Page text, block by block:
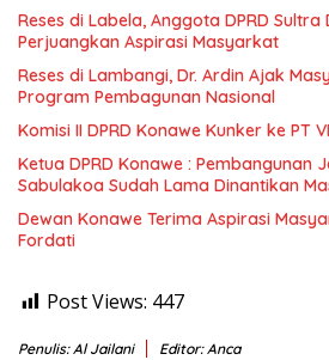
Reses di Labela, Anggota DPRD Sultra
Perjuangkan Aspirasi Masyarkat
Reses di Lambangi, Dr. Ardin Ajak
Program Pembagunan Nasional
Komisi II DPRD Konawe Kunker ke PT
Ketua DPRD Konawe : Pembangunan
Sabulakoa Sudah Lama Dinantikan
Dewan Konawe Terima Aspirasi
Fordati
Post Views: 447
Penulis: Al Jailani Editor: Anca